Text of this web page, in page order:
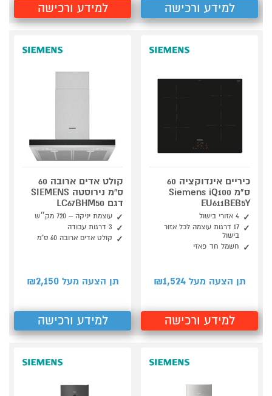
למידע ורכישה למידע ורכישה
כיריים אינדוקציה 60
ס"מ Siemens iQ100
EU611BEB5Y
4 אזורי בישול
17 דרגות עוצמה לכל אזור
בישול
חשמל חד פאזי
תן הצעה מעל ₪ 1,524
למידע ורכישה
קולט אדים ארובה 60
ס”מ נירוסטה SIEMENS
דגם LC67BHM50
עוצמת יניקה – 720 מק״ש
3 דרגות עבודה
קולט אדים ארובה 60 ס”מ
תן הצעה מעל ₪ 2,150
למידע ורכישה